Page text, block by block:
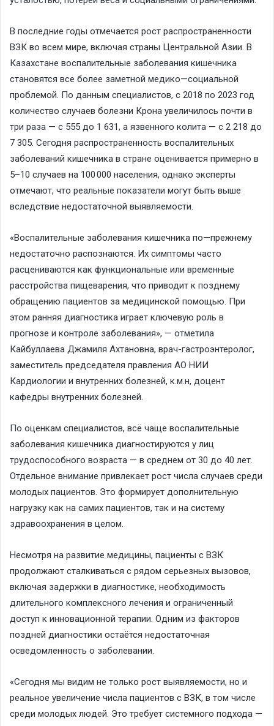
В последние годы отмечается рост распространенности
ВЗК во всем мире, включая страны Центральной Азии. В
Казахстане воспалительные заболевания кишечника
становятся все более заметной медико—социальной
проблемой. По данным специалистов, с 2018 по 2023 год
количество случаев болезни Крона увеличилось почти в
три раза — с 555 до 1 631, а язвенного колита — с 2 218 до
7 305. Сегодня распространенность воспалительных
заболеваний кишечника в стране оценивается примерно в
5–10 случаев на 100 000 населения, однако эксперты
отмечают, что реальные показатели могут быть выше
вследствие недостаточной выявляемости.
«Воспалительные заболевания кишечника по—прежнему
недостаточно распознаются. Их симптомы часто
расцениваются как функциональные или временные
расстройства пищеварения, что приводит к позднему
обращению пациентов за медицинской помощью. При
этом ранняя диагностика играет ключевую роль в
прогнозе и контроле заболевания», — отметила
Кайбуллаева Джамиля Ахтановна, врач-гастроэнтеролог,
заместитель председателя правления АО НИИ
Кардиологии и внутренних болезней, к.м.н, доцент
кафедры внутренних болезней.
По оценкам специалистов, всё чаще воспалительные
заболевания кишечника диагностируются у лиц
трудоспособного возраста — в среднем от 30 до 40 лет.
Отдельное внимание привлекает рост числа случаев среди
молодых пациентов. Это формирует дополнительную
нагрузку как на самих пациентов, так и на систему
здравоохранения в целом.
Несмотря на развитие медицины, пациенты с ВЗК
продолжают сталкиваться с рядом серьезных вызовов,
включая задержки в диагностике, необходимость
длительного комплексного лечения и ограниченный
доступ к инновационной терапии. Одним из факторов
поздней диагностики остаётся недостаточная
осведомленность о заболевании.
«Сегодня мы видим не только рост выявляемости, но и
реальное увеличение числа пациентов с ВЗК, в том числе
среди молодых людей. Это требует системного подхода —